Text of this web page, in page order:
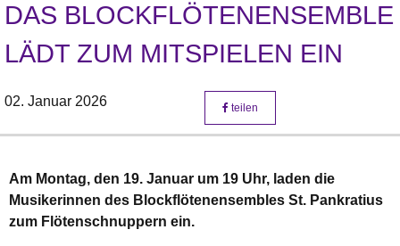
DAS BLOCKFLÖTENENSEMBLE
LÄDT ZUM MITSPIELEN EIN
02. Januar 2026 teilen
Am Montag, den 19. Januar um 19 Uhr, laden die
Musikerinnen des Blockflötenensembles St. Pankratius
zum Flötenschnuppern ein.